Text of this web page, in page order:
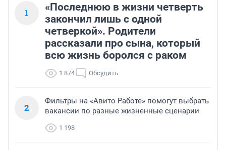
1
«Последнюю в жизни четверть
закончил лишь с одной
четверкой». Родители
рассказали про сына, который
всю жизнь боролся с раком
1 874 Обсудить
2
Фильтры на «Авито Работе» помогут выбрать
вакансии по разные жизненные сценарии
1 198